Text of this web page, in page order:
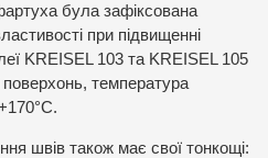
була зафіксована
при підвищенні
KREISEL 103 та KREISEL 105
температура
швів також має свої тонкощі: